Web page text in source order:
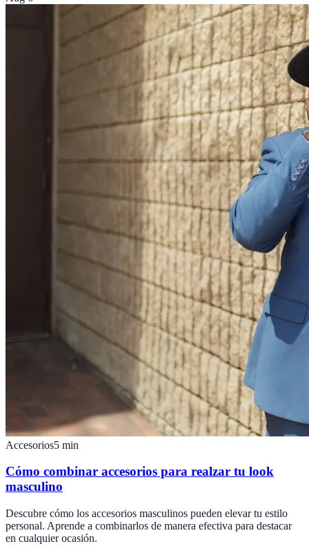
Accesorios5 min
Cómo combinar accesorios para realzar tu look
masculino
Descubre cómo los accesorios masculinos pueden elevar tu estilo
personal. Aprende a combinarlos de manera efectiva para destacar
en cualquier ocasión.